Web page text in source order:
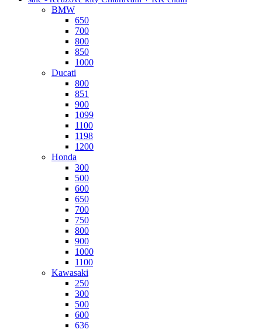
BMW
650
700
800
850
1000
Ducati
800
851
900
1099
1100
1198
1200
Honda
300
500
600
650
700
750
800
900
1000
1100
Kawasaki
250
300
500
600
636